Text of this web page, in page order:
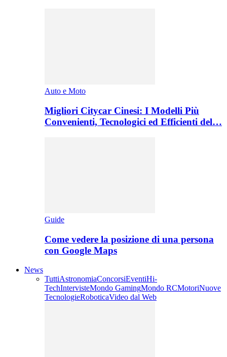
Auto e Moto
Migliori Citycar Cinesi: I Modelli Più
Convenienti, Tecnologici ed Efficienti del…
Guide
Come vedere la posizione di una persona
con Google Maps
News
TuttiAstronomiaConcorsiEventiHi-
TechIntervisteMondo GamingMondo RCMotoriNuove
TecnologieRoboticaVideo dal Web